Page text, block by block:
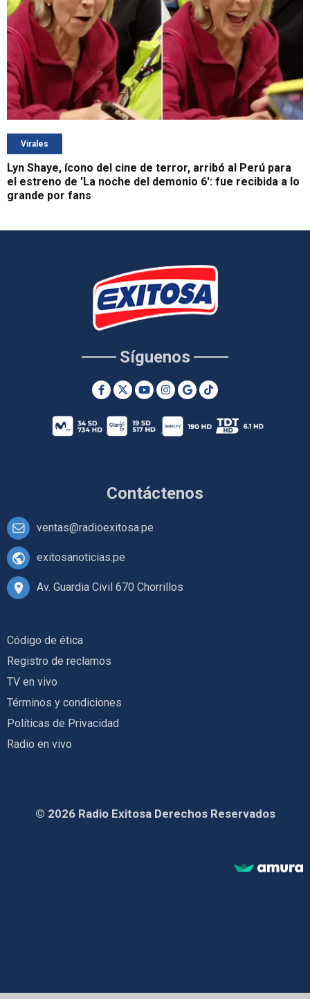
Virales
Lyn Shaye, ícono del cine de terror, arribó al Perú para
el estreno de 'La noche del demonio 6': fue recibida a lo
grande por fans
Contáctenos
ventas@radioexitosa.pe
exitosanoticias.pe
Av. Guardia Civil 670 Chorrillos
Síguenos
Código de ética
Registro de reclamos
TV en vivo
Términos y condiciones
Políticas de Privacidad
Radio en vivo
© 2026 Radio Exitosa Derechos Reservados